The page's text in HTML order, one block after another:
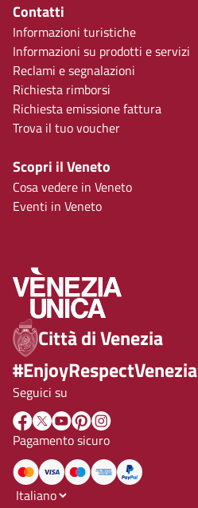
Contatti
Informazioni turistiche
Informazioni su prodotti e servizi
Reclami e segnalazioni
Richiesta rimborsi
Richiesta emissione fattura
Trova il tuo voucher
Scopri il Veneto
Cosa vedere in Veneto
Eventi in Veneto
Città di Venezia
#EnjoyRespectVenezia
Seguici su
Pagamento sicuro